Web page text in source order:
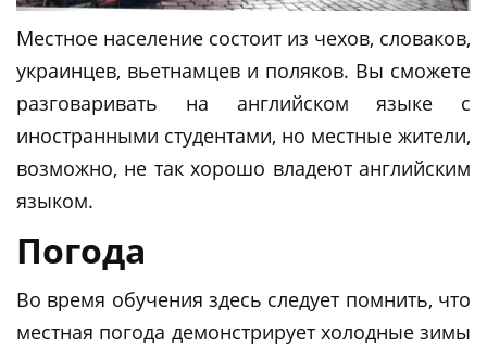
Местное население состоит из чехов, словаков,
украинцев, вьетнамцев и поляков. Вы сможете
разговаривать на английском языке с
иностранными студентами, но местные жители,
возможно, не так хорошо владеют английским
языком.
Погода
Во время обучения здесь следует помнить, что
местная погода демонстрирует холодные зимы